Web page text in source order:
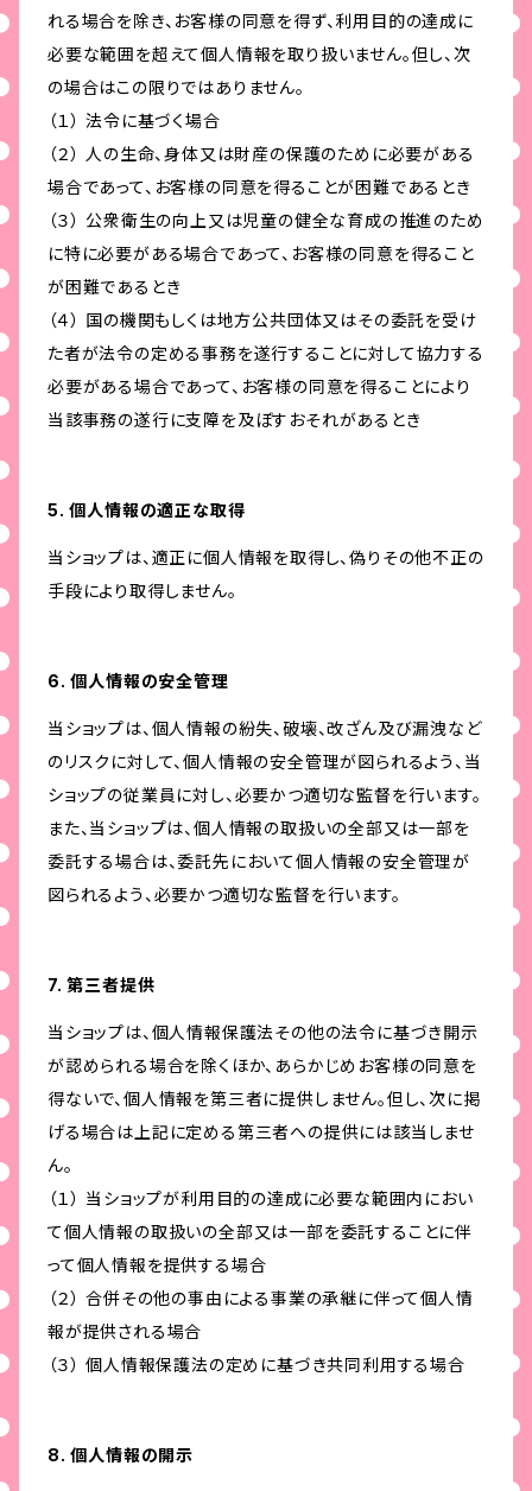
れる場合を除き、お客様の同意を得ず、利用目的の達成に
必要な範囲を超えて個人情報を取り扱いません。但し、次
の場合はこの限りではありません。
（１） 法令に基づく場合
（２） 人の生命、身体又は財産の保護のために必要がある
場合であって、お客様の同意を得ることが困難であるとき
（３） 公衆衛生の向上又は児童の健全な育成の推進のため
に特に必要がある場合であって、お客様の同意を得ること
が困難であるとき
（４） 国の機関もしくは地方公共団体又はその委託を受け
た者が法令の定める事務を遂行することに対して協力する
必要がある場合であって、お客様の同意を得ることにより
当該事務の遂行に支障を及ぼすおそれがあるとき
5. 個人情報の適正な取得
当ショップは、適正に個人情報を取得し、偽りその他不正の
手段により取得しません。
6. 個人情報の安全管理
当ショップは、個人情報の紛失、破壊、改ざん及び漏洩など
のリスクに対して、個人情報の安全管理が図られるよう、当
ショップの従業員に対し、必要かつ適切な監督を行います。
また、当ショップは、個人情報の取扱いの全部又は一部を
委託する場合は、委託先において個人情報の安全管理が
図られるよう、必要かつ適切な監督を行います。
7. 第三者提供
当ショップは、個人情報保護法その他の法令に基づき開示
が認められる場合を除くほか、あらかじめお客様の同意を
得ないで、個人情報を第三者に提供しません。但し、次に掲
げる場合は上記に定める第三者への提供には該当しませ
ん。
（１） 当ショップが利用目的の達成に必要な範囲内におい
て個人情報の取扱いの全部又は一部を委託することに伴
って個人情報を提供する場合
（２） 合併その他の事由による事業の承継に伴って個人情
報が提供される場合
（３） 個人情報保護法の定めに基づき共同利用する場合
8. 個人情報の開示